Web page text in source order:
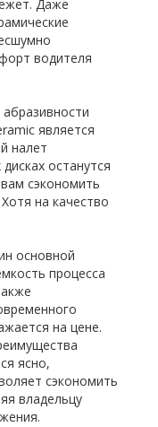
Даже
водителя
является
налет
останутся
сэкономить
на качество
основной
процесса
на цене.
ясно,
сэкономить
владельцу